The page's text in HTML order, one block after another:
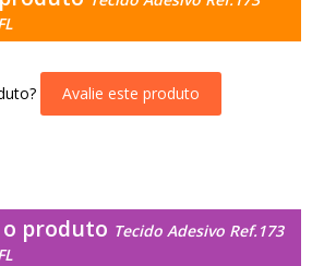
Avalie este produto
o produto Tecido Adesivo Ref.173